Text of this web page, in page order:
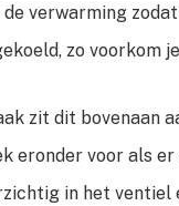
verwarming
zo voorkom
zit dit bovenaan
eronder voor als
in het ventiel